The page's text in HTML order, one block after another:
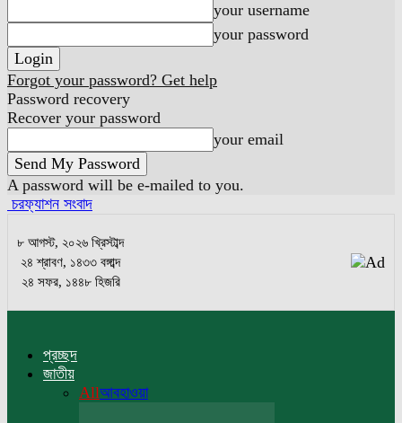
your username
your password
Forgot your password? Get help
Password recovery
Recover your password
your email
A password will be e-mailed to you.
চরফ্যাশন সংবাদ
৮ আগস্ট, ২০২৬ খ্রিস্টাব্দ
২৪ শ্রাবণ, ১৪৩৩ বঙ্গাব্দ
২৪ সফর, ১৪৪৮ হিজরি
প্রচ্ছদ
জাতীয়
Allআবহাওয়া